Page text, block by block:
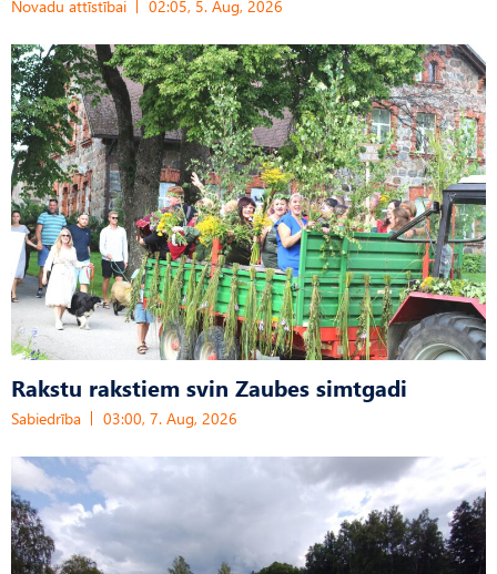
Novadu attīstībai 02:05, 5. Aug, 2026
Rakstu rakstiem svin Zaubes simtgadi
Sabiedrība 03:00, 7. Aug, 2026